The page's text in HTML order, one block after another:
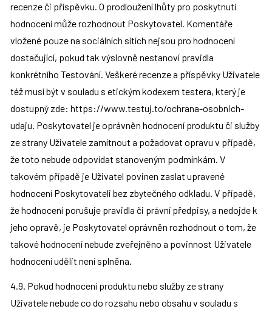
recenze či příspěvku. O prodloužení lhůty pro poskytnutí
hodnocení může rozhodnout Poskytovatel. Komentáře
vložené pouze na sociálních sítích nejsou pro hodnocení
dostačující, pokud tak výslovně nestanoví pravidla
konkrétního Testování. Veškeré recenze a příspěvky Uživatele
též musí být v souladu s etickým kodexem testera, který je
dostupný zde: https://www.testuj.to/ochrana-osobnich-
udaju. Poskytovatel je oprávněn hodnocení produktu či služby
ze strany Uživatele zamítnout a požadovat opravu v případě,
že toto nebude odpovídat stanoveným podmínkám. V
takovém případě je Uživatel povinen zaslat upravené
hodnocení Poskytovateli bez zbytečného odkladu. V případě,
že hodnocení porušuje pravidla či právní předpisy, a nedojde k
jeho opravě, je Poskytovatel oprávněn rozhodnout o tom, že
takové hodnocení nebude zveřejněno a povinnost Uživatele
hodnocení udělit není splněna.
4.9. Pokud hodnocení produktu nebo služby ze strany
Uživatele nebude co do rozsahu nebo obsahu v souladu s